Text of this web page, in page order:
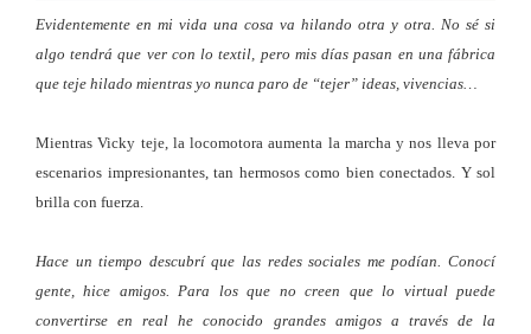
Evidentemente en mi vida una cosa va hilando otra y otra. No sé si
algo tendrá que ver con lo textil, pero mis días pasan en una fábrica
que teje hilado mientras yo nunca paro de “tejer” ideas, vivencias…
Mientras Vicky teje, la locomotora aumenta la marcha y nos lleva por
escenarios impresionantes, tan hermosos como bien conectados. Y sol
brilla con fuerza.
Hace un tiempo descubrí que las redes sociales me podían. Conocí
gente, hice amigos. Para los que no creen que lo virtual puede
convertirse en real he conocido grandes amigos a través de la